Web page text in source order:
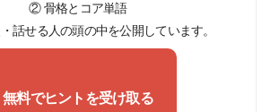
② 骨格とコア単語
話せる人の頭の中を公開しています。
無料でヒントを受け取る